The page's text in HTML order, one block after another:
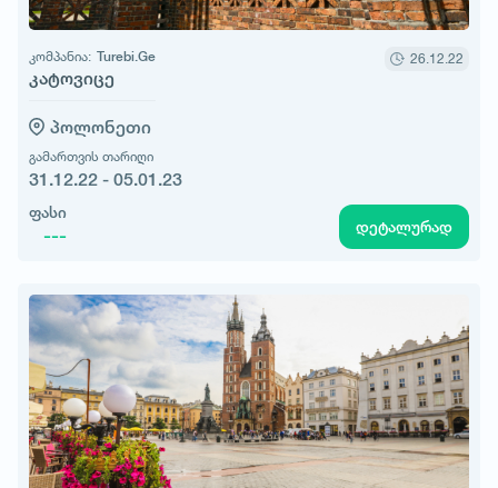
კომპანია: Turebi.Ge
კატოვიცე
26.12.22
პოლონეთი
გამართვის თარიღი
31.12.22 - 05.01.23
ფასი
--- დეტალურად